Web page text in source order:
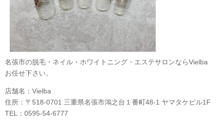
名張市の脱毛・ネイル・ホワイトニング・エステサロンならVielba
お任せ下さい。
店舗名：Vielba
住所：〒518-0701 三重県名張市鴻之台１番町48-1 ヤマタケビル1F
TEL：0595-54-6777